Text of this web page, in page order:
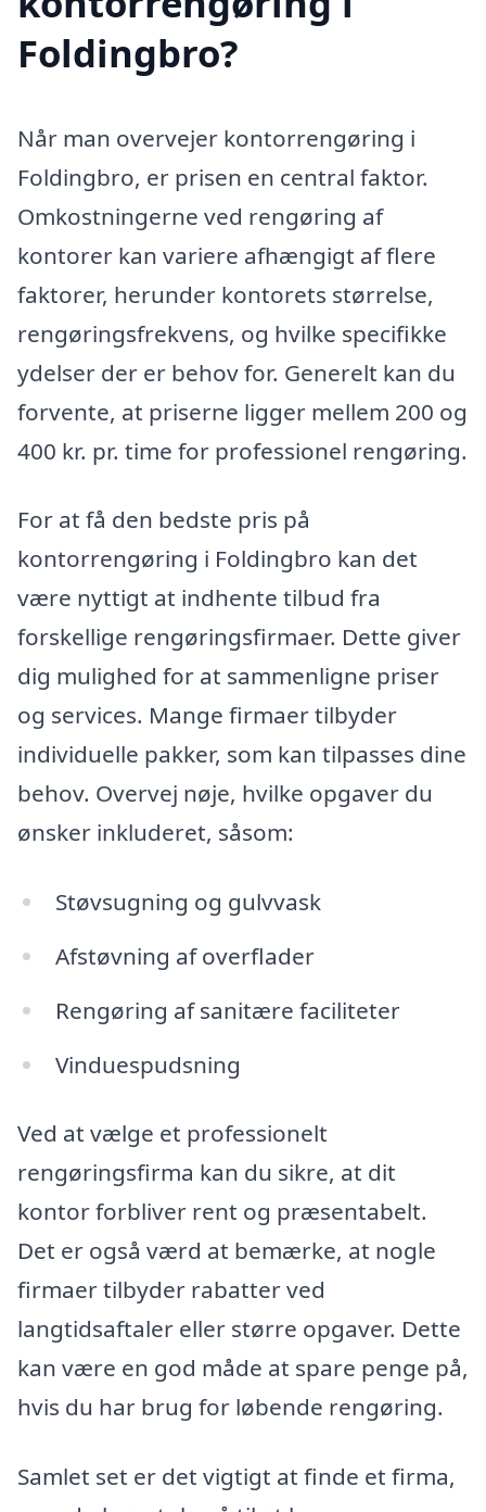
Foldingbro?
Når man overvejer kontorrengøring i
Foldingbro, er prisen en central faktor.
Omkostningerne ved rengøring af
kontorer kan variere afhængigt af flere
faktorer, herunder kontorets størrelse,
rengøringsfrekvens, og hvilke specifikke
ydelser der er behov for. Generelt kan du
forvente, at priserne ligger mellem 200 og
400 kr. pr. time for professionel rengøring.
For at få den bedste pris på
kontorrengøring i Foldingbro kan det
være nyttigt at indhente tilbud fra
forskellige rengøringsfirmaer. Dette giver
dig mulighed for at sammenligne priser
og services. Mange firmaer tilbyder
individuelle pakker, som kan tilpasses dine
behov. Overvej nøje, hvilke opgaver du
ønsker inkluderet, såsom:
Støvsugning og gulvvask
Afstøvning af overflader
Rengøring af sanitære faciliteter
Vinduespudsning
Ved at vælge et professionelt
rengøringsfirma kan du sikre, at dit
kontor forbliver rent og præsentabelt.
Det er også værd at bemærke, at nogle
firmaer tilbyder rabatter ved
langtidsaftaler eller større opgaver. Dette
kan være en god måde at spare penge på,
hvis du har brug for løbende rengøring.
Samlet set er det vigtigt at finde et firma,